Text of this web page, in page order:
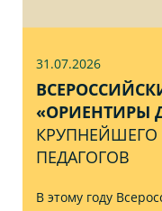
31.07.2026
«ОРИЕНТИРЫ
КРУПНЕЙШЕГО
ПЕДАГОГОВ
В этому году